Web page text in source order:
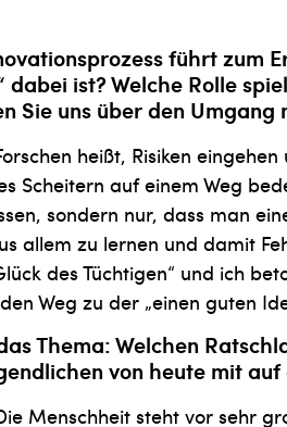
führt zum
dabei ist? Welche Rolle
Sie uns über den
heißt, Risiken
Scheitern auf einem Weg
sondern nur, dass man
allem zu lernen und damit
des Tüchtigen“ und ich
Weg zu der „einen guten
Thema: Welchen
von heute mit auf
Menschheit steht vor sehr